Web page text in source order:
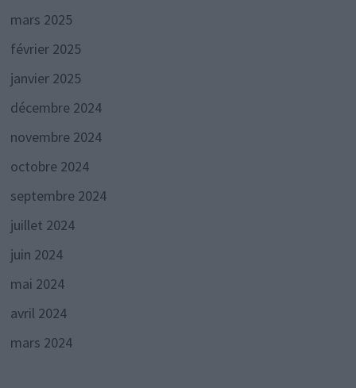
mars 2025
février 2025
janvier 2025
décembre 2024
novembre 2024
octobre 2024
septembre 2024
juillet 2024
juin 2024
mai 2024
avril 2024
mars 2024